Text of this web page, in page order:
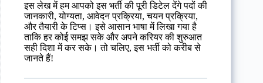
इस लेख में हम आपको इस भर्ती की पूरी डिटेल देंगे पदों की
जानकारी, योग्यता, आवेदन प्रक्रिया, चयन प्रक्रिया,
और तैयारी के टिप्स। इसे आसान भाषा में लिखा गया है
ताकि हर कोई समझ सके और अपने करियर की शुरुआत
सही दिशा में कर सके। तो चलिए, इस भर्ती को करीब से
जानते हैं!